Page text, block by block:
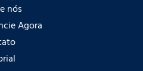
nós
Agora